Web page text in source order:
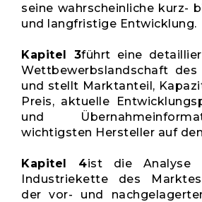
seine wahrscheinliche kurz-
und langfristige Entwicklung.
Kapitel 3führt eine
Wettbewerbslandschaft
und stellt Marktanteil,
Preis, aktuelle
und
wichtigsten Hersteller auf
Kapitel 4ist die Analyse
Industriekette des
der vor- und